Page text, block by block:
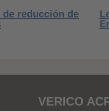
de reducción de
VERICO